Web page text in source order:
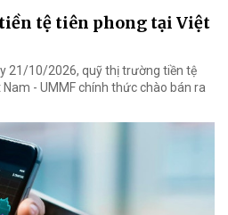
tệ tiên phong tại Việt
21/10/2026, quỹ thị trường tiền tệ
- UMMF chính thức chào bán ra